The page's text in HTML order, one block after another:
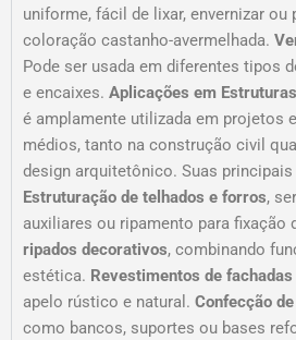
uniforme, fácil de lixar, envernizar ou
coloração castanho-avermelhada.
Pode ser usada em diferentes tipos
e encaixes. Aplicações em
é amplamente utilizada em projetos
médios, tanto na construção civil
design arquitetônico. Suas
Estruturação de telhados e forros,
auxiliares ou ripamento para fixação
ripados decorativos, combinando
estética. Revestimentos de
apelo rústico e natural. Confecção
como bancos, suportes ou bases